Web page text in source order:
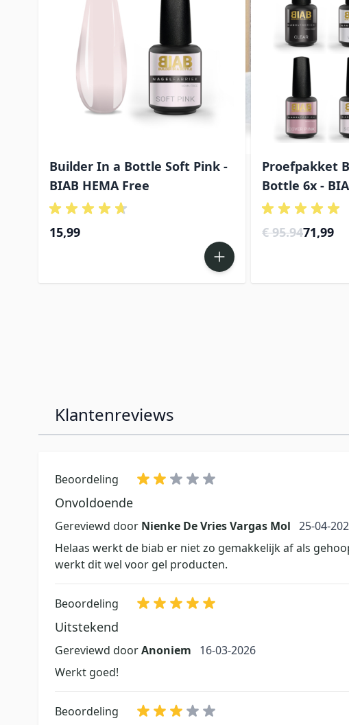
Builder In a Bottle Soft Pink -
BIAB HEMA Free
15,99
Proefpakket
Bottle 6x -
€ 95.94Special
71,99
Klantenreviews
Beoordeling
Onvoldoende
Gereviewd door Nienke De Vries Vargas Mol 25 april
25-04-
Helaas werkt de biab er niet zo gemakkelijk af als
werkt dit wel voor gel producten.
Beoordeling
Uitstekend
Gereviewd doorAnoniem 16 maart 2026
16-03-2026
Werkt goed!
Beoordeling